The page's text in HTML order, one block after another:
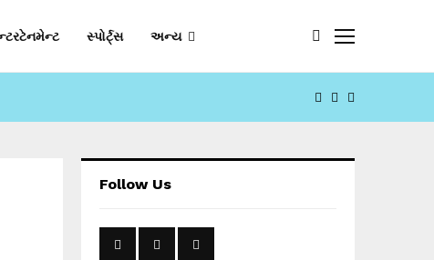
સ્પોર્ટ્સ અન્ય
FACEBOOK
YOUTUBE
Follow Us